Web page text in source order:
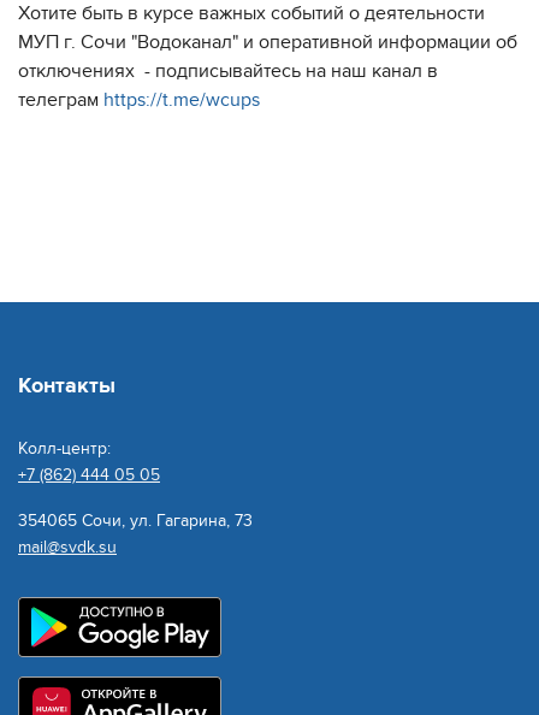
Хотите быть в курсе важных событий о деятельности
МУП г. Сочи "Водоканал" и оперативной информации об
отключениях - подписывайтесь на наш канал в
телеграм https://t.me/wcups
Контакты
Колл-центр:
+7 (862) 444 05 05
354065 Сочи, ул. Гагарина, 73
mail@svdk.su